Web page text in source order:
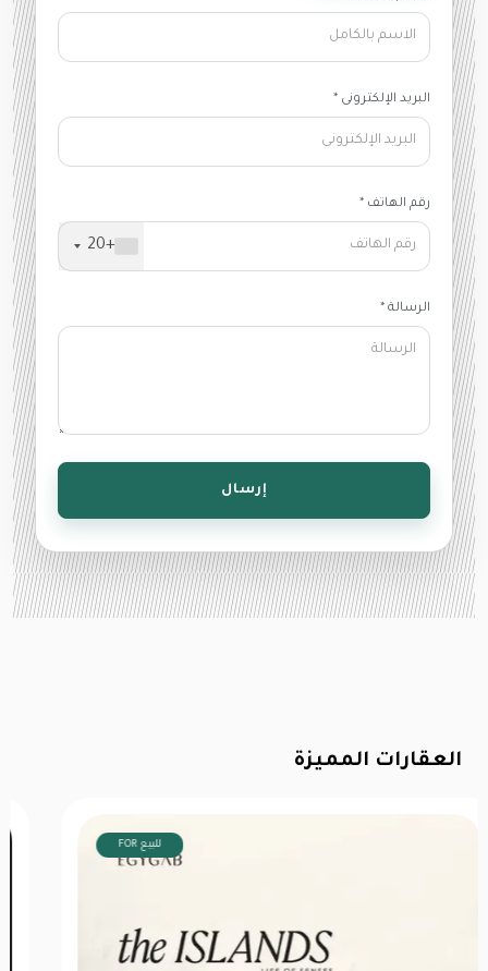
البريد الإلكترونى *
رقم الهاتف *
+20
الرسالة *
إرسال
العقارات المميزة
FOR للبيع